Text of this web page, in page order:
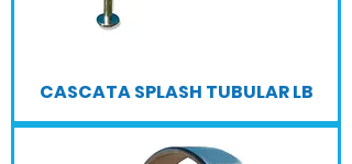
CASCATA SPLASH TUBULAR LB